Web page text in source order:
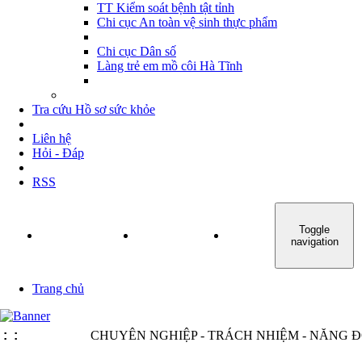
TT Kiểm soát bệnh tật tỉnh
Chi cục An toàn vệ sinh thực phẩm
Chi cục Dân số
Làng trẻ em mồ côi Hà Tĩnh
Tra cứu Hồ sơ sức khỏe
Liên hệ
Hỏi - Đáp
RSS
TIN TỨC - SỰ KIỆN
Toggle
navigation
Trang chủ
: : CHUYÊN NGHIỆP - TRÁCH NHIỆM - NĂNG